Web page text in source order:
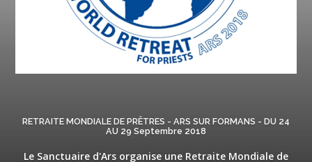
RETRAITE MONDIALE DE PRÊTRES - ARS SUR FORMANS - DU 24
AU 29 Septembre 2018
Le Sanctuaire d'Ars organise une Retraite Mondiale de